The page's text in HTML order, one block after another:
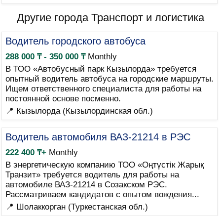
Другие города Транспорт и логистика
Водитель городского автобуса
288 000 ₸ - 350 000 ₸Monthly
В ТОО «Автобусный парк Кызылорда» требуется
опытный водитель автобуса на городские маршруты.
Ищем ответственного специалиста для работы на
постоянной основе посменно.
📍 Кызылорда (Кызылординская обл.)
Водитель автомобиля ВАЗ-21214 в РЭС
222 400 ₸+Monthly
В энергетическую компанию ТОО «Оңтүстік Жарық
Транзит» требуется водитель для работы на
автомобиле ВАЗ-21214 в Созакском РЭС.
Рассматриваем кандидатов с опытом вождения...
📍 Шолаккорган (Туркестанская обл.)